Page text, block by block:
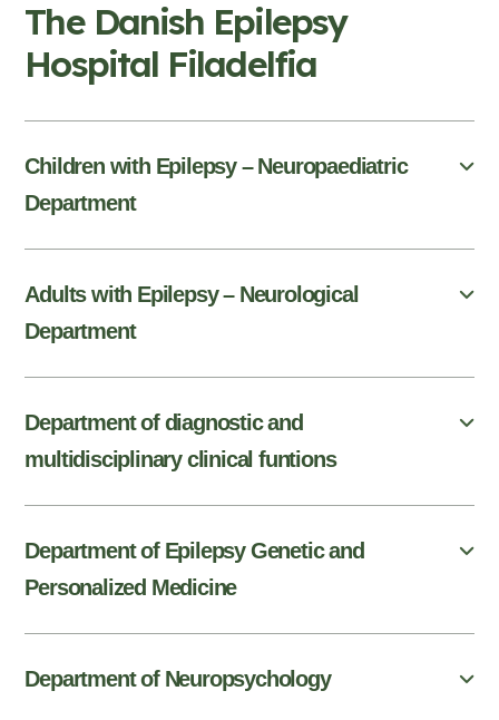
The Danish Epilepsy
Hospital Filadelfia
Children with Epilepsy – Neuropaediatric
Department
Adults with Epilepsy – Neurological
Department
Department of diagnostic and
multidisciplinary clinical funtions
Department of Epilepsy Genetic and
Personalized Medicine
Department of Neuropsychology